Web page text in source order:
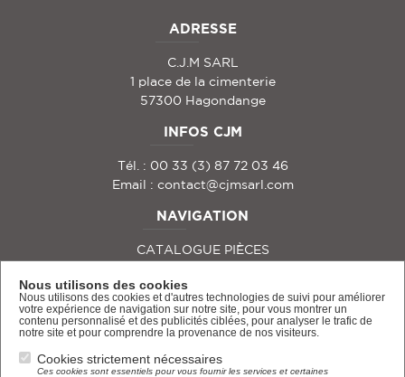
ADRESSE
C.J.M SARL
1 place de la cimenterie
57300 Hagondange
INFOS CJM
Tél. : 00 33 (3) 87 72 03 46
Email : contact@cjmsarl.com
NAVIGATION
CATALOGUE PIÈCES
A PROPOS
CONTACT & DEVIS
MENTIONS LÉGALES
Nous utilisons des cookies
Nous utilisons des cookies et d'autres technologies de suivi pour améliorer
votre expérience de navigation sur notre site, pour vous montrer un
contenu personnalisé et des publicités ciblées, pour analyser le trafic de
notre site et pour comprendre la provenance de nos visiteurs.
Cookies strictement nécessaires
Ces cookies sont essentiels pour vous fournir les services et certaines